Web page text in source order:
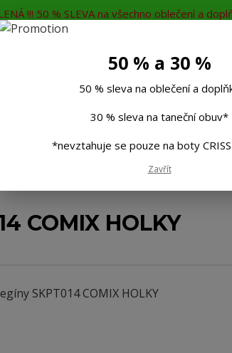
!!! 50 % SLEVA na všechno oblečení a
COMIX HOLKY
50 % a 30 %
50 % sleva na oblečení a
30 % sleva na taneční obuv*
*nevztahuje se pouze na boty CRISS
Zavřít